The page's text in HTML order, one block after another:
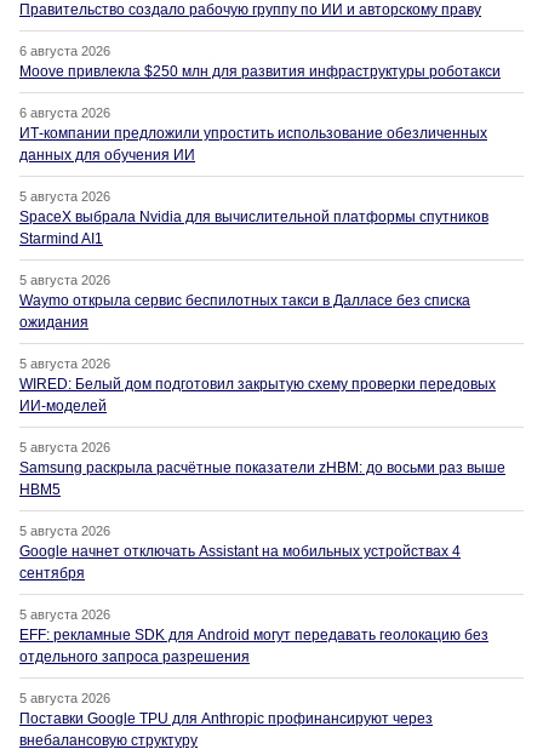
Правительство создало рабочую группу по ИИ и авторскому праву
6 августа 2026
Moove привлекла $250 млн для развития инфраструктуры роботакси
6 августа 2026
ИТ-компании предложили упростить использование обезличенных
данных для обучения ИИ
5 августа 2026
SpaceX выбрала Nvidia для вычислительной платформы спутников
Starmind AI1
5 августа 2026
Waymo открыла сервис беспилотных такси в Далласе без списка
ожидания
5 августа 2026
WIRED: Белый дом подготовил закрытую схему проверки передовых
ИИ-моделей
5 августа 2026
Samsung раскрыла расчётные показатели zHBM: до восьми раз выше
HBM5
5 августа 2026
Google начнет отключать Assistant на мобильных устройствах 4
сентября
5 августа 2026
EFF: рекламные SDK для Android могут передавать геолокацию без
отдельного запроса разрешения
5 августа 2026
Поставки Google TPU для Anthropic профинансируют через
внебалансовую структуру